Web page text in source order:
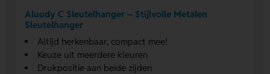
Aluudy C Sleutelhanger – Stijlvolle Metalen
Sleutelhanger
Altijd herkenbaar, compact mee!
Keuze uit meerdere kleuren
Drukpositie aan beide zijden